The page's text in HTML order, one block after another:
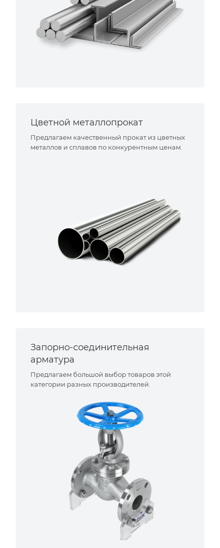
Цветной металлопрокат
Предлагаем качественный прокат из цветных
металлов и сплавов по конкурентным ценам.
Запорно-соединительная
арматура
Предлагаем большой выбор товаров этой
категории разных производителей.